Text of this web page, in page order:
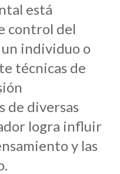
está
control del
individuo o
técnicas de
de diversas
logra influir
y las